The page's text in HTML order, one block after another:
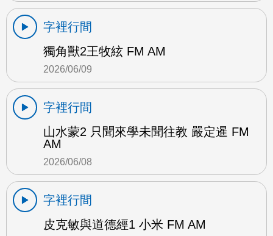
字裡行間
獨角獸2王牧絃 FM AM
2026/06/09
字裡行間
山水蒙2 只聞來學未聞往教 嚴定暹 FM
AM
2026/06/08
字裡行間
皮克敏與道德經1 小米 FM AM